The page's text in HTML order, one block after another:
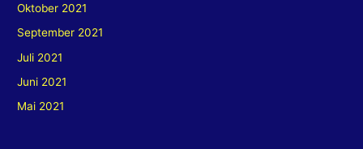
Oktober 2021
September 2021
Juli 2021
Juni 2021
Mai 2021